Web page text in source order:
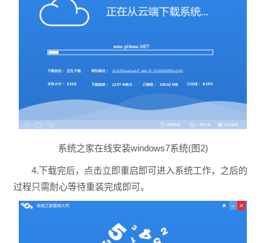
系统之家在线安装windows7系统(图2)
4.下载完后，点击立即重启即可进入系统工作，之后的
过程只需耐心等待重装完成即可。